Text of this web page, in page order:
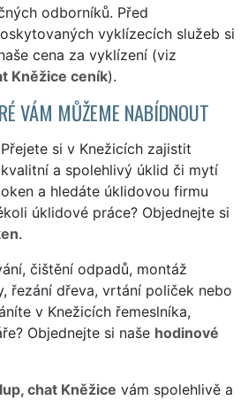
odborníků. Před
vyklízecích služeb si
cena za vyklízení (viz
Kněžice ceník).
VÁM MŮŽEME NABÍDNOUT
Přejete si v Knežicích zajistit
kvalitní a spolehlivý úklid či mytí
oken a hledáte úklidovou firmu
úklidové práce? Objednejte si
.
čištění odpadů, montáž
řezání dřeva, vrtání poliček nebo
v Knežicích řemeslníka,
Objednejte si naše hodinové
chat Kněžice vám spolehlivě a